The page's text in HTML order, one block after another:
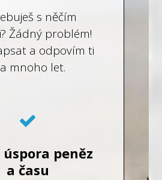
s něčím
Žádný problém!
a odpovím ti
mnoho let.
peněz
a času